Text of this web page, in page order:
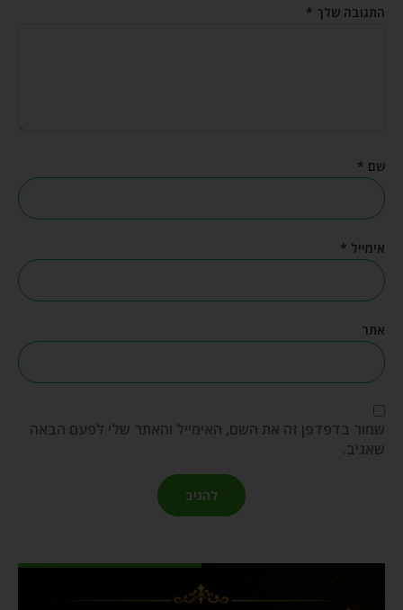
התגובה שלך *
שם *
אימייל *
אתר
שמור בדפדפן זה את השם, האימייל והאתר שלי לפעם הבאה
שאגיב.